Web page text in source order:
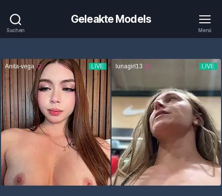
Suchen
Geleakte Models
Menü